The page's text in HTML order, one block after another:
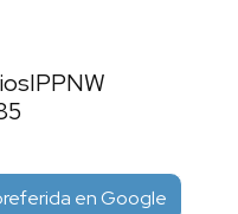
IPPNW
en Google